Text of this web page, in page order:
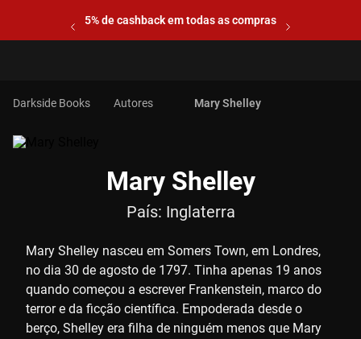
5% de cashback em todas as compras
Autores Mary Shelley
Mary Shelley
País: Inglaterra
Mary Shelley nasceu em Somers Town, em Londres,
no dia 30 de agosto de 1797. Tinha apenas 19 anos
quando começou a escrever Frankenstein, marco do
terror e da ficção científica. Empoderada desde o
berço, Shelley era filha de ninguém menos que Mary